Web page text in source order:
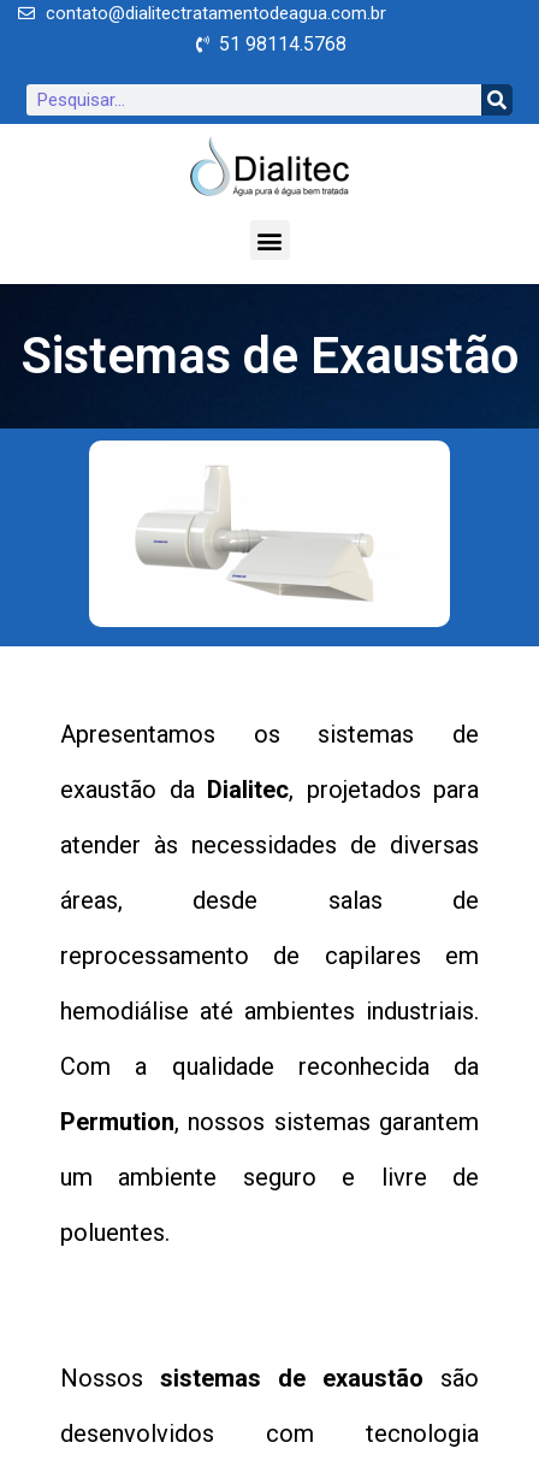
contato@dialitectratamentodeagua.com.br
51 98114.5768
Sistemas de Exaustão
Apresentamos os sistemas de
exaustão da Dialitec, projetados para
atender às necessidades de diversas
áreas, desde salas de
reprocessamento de capilares em
hemodiálise até ambientes industriais.
Com a qualidade reconhecida da
Permution, nossos sistemas garantem
um ambiente seguro e livre de
poluentes.
Nossos sistemas de exaustão são
desenvolvidos com tecnologia